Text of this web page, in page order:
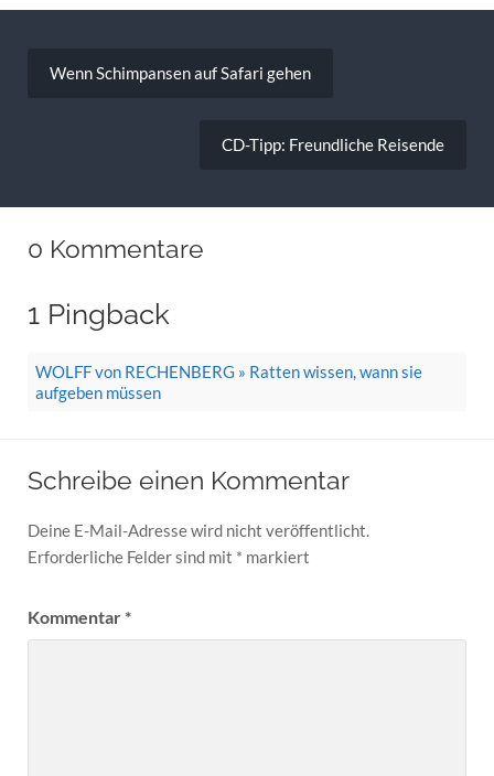
Wenn Schimpansen auf Safari gehen
CD-Tipp: Freundliche Reisende
0 Kommentare
1 Pingback
WOLFF von RECHENBERG » Ratten wissen, wann sie
aufgeben müssen
Schreibe einen Kommentar
Deine E-Mail-Adresse wird nicht veröffentlicht.
Erforderliche Felder sind mit * markiert
Kommentar*